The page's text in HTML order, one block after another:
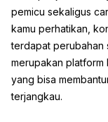
pemicu sekaligus
kamu perhatikan,
terdapat perubahan
merupakan platform
yang bisa
terjangkau.